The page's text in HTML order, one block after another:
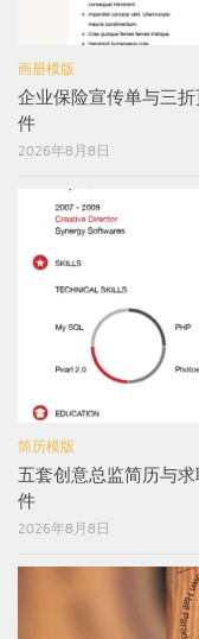
画册模版
企业保险宣传单与三
件
2026年8月8日
简历模版
五套创意总监简历与
件
2026年8月8日